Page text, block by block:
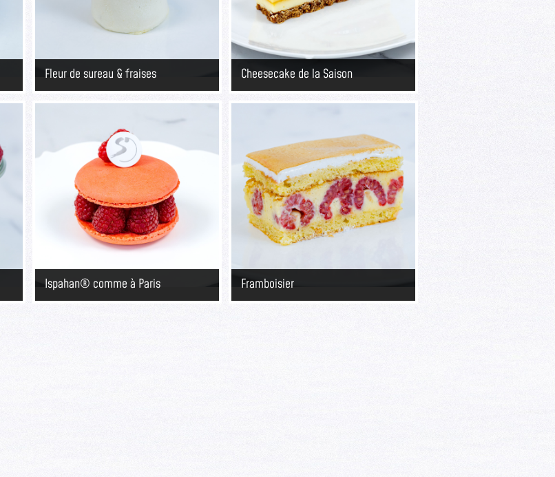
Fleur de sureau & fraises Cheesecake de la Saison
Ispahan® comme à Paris Framboisier